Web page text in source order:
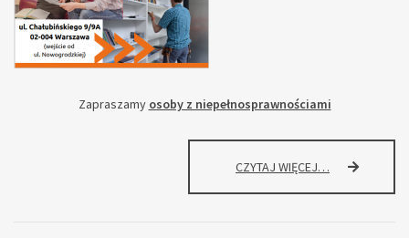
Zapraszamy osoby z niepełnosprawnościami
CZYTAJ WIĘCEJ… FUNDACJA